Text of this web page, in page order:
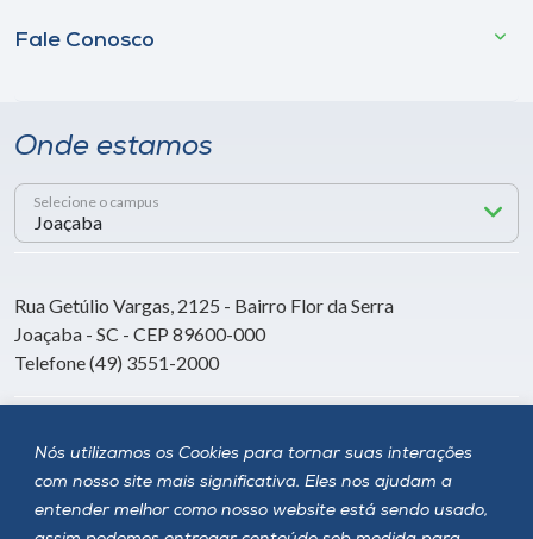
Nós utilizamos os Cookies para tornar suas interações
com nosso site mais significativa. Eles nos ajudam a
entender melhor como nosso website está sendo usado,
Fale Conosco
Onde estamos
Selecione o campus
Rua Getúlio Vargas, 2125 - Bairro Flor da Serra
Joaçaba - SC - CEP 89600-000
Telefone (49) 3551-2000
Siga a Unoesc